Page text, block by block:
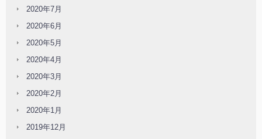
2020年7月
2020年6月
2020年5月
2020年4月
2020年3月
2020年2月
2020年1月
2019年12月